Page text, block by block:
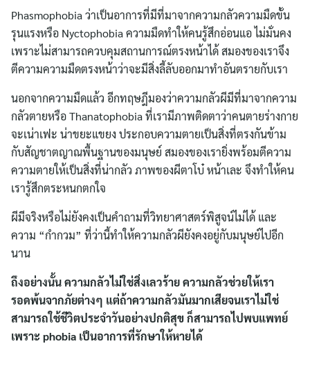
Phasmophobia ว่าเป็นอาการที่มีที่มาจากความกลัวความมืดขั้น
รุนแรงหรือ Nyctophobia ความมืดทำให้คนรู้สึกอ่อนแอ ไม่มั่นคง
เพราะไม่สามารถควบคุมสถานการณ์ตรงหน้าได้ สมองของเราจึง
ตีความความมืดตรงหน้าว่าจะมีสิ่งลี้ลับออกมาทำอันตรายกับเรา
นอกจากความมืดแล้ว อีกทฤษฎีมองว่าความกลัวผีมีที่มาจากความ
กลัวตายหรือ Thanatophobia ที่เรามีภาพติดตาว่าคนตายร่างกาย
จะเน่าเฟะ น่าขยะแขยง ประกอบความตายเป็นสิ่งที่ตรงกันข้าม
กับสัญชาตญาณพื้นฐานของมนุษย์ สมองของเรายิ่งพร้อมตีความ
ความตายให้เป็นสิ่งที่น่ากลัว ภาพของผีตาโบ๋ หน้าเละ จึงทำให้คน
เรารู้สึกตระหนกตกใจ
ผีมีจริงหรือไม่ยังคงเป็นคำถามที่วิทยาศาสตร์พิสูจน์ไม่ได้ และ
ความ “กำกวม” ที่ว่านี้ทำให้ความกลัวผียังคงอยู่กับมนุษย์ไปอีก
นาน
ถึงอย่างนั้น ความกลัวไม่ใช่สิ่งเลวร้าย ความกลัวช่วยให้เรา
รอดพ้นจากภัยต่างๆ แต่ถ้าความกลัวมันมากเสียจนเราไม่ใช่
สามารถใช้ชีวิตประจำวันอย่างปกติสุข ก็สามารถไปพบแพทย์
เพราะ phobia เป็นอาการที่รักษาให้หายได้